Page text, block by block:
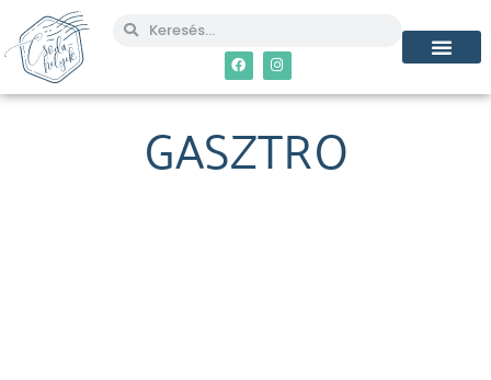
GASZTRO